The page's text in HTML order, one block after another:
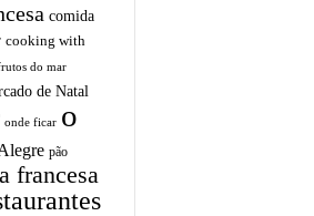
comida
cooking with
do mar
de Natal
onde ficar o
pão
francesa